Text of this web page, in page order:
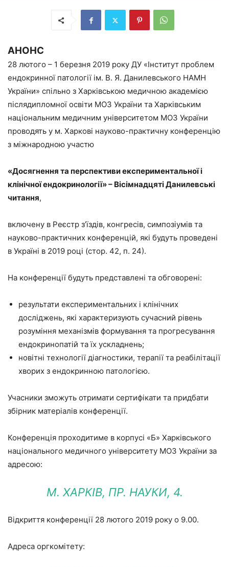
АНОНС
28 лютого – 1 березня 2019 року ДУ «Інститут проблем
ендокринної патології ім. В. Я. Данилевського НАМН
України» спільно з Харківською медичною академією
післядипломної освіти МОЗ України та Харківським
національним медичним університетом МОЗ України
проводять у м. Харкові науково-практичну конференцію
з міжнародною участю
«Досягнення та перспективи експериментальної і
клінічної ендокринології» – Вісімнадцяті Данилевські
читання,
включену в Реєстр з’їздів, конгресів, симпозіумів та
науково-практичних конференцій, які будуть проведені
в Україні в 2019 році (стор. 42, п. 24).
На конференції будуть представлені та обговорені:
результати експериментальних і клінічних
досліджень, які характеризують сучасний рівень
розуміння механізмів формування та прогресування
ендокринопатій та їх ускладнень;
новітні технології діагностики, терапії та реабілітації
хворих з ендокринною патологією.
Учасники зможуть отримати сертифікати та придбати
збірник матеріалів конференції.
Конференція проходитиме в корпусі «Б» Харківського
національного медичного університету МОЗ України за
адресою:
М. ХАРКІВ, ПР. НАУКИ, 4.
Відкриття конференції 28 лютого 2019 року о 9.00.
Адреса оргкомітету: